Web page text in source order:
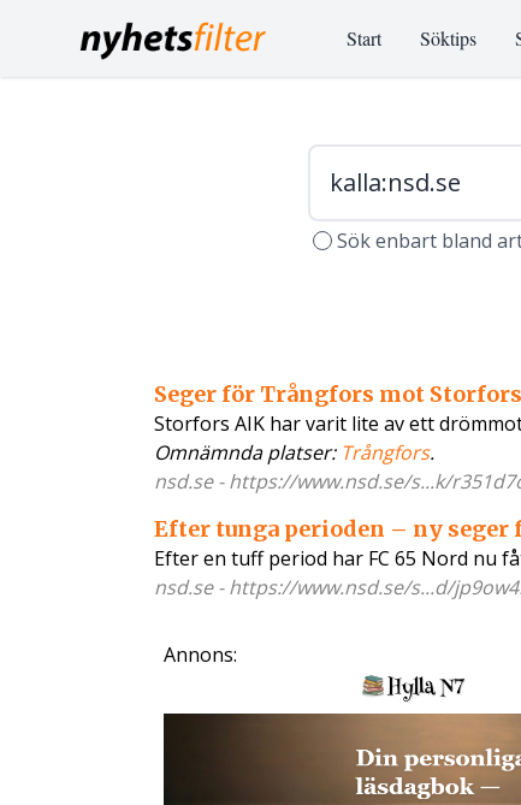
Start Söktips
Sök enbart bland
Seger för Trångfors mot
Storfors AIK har varit lite av ett
Omnämnda platser: Trångfors.
nsd.se - https://www.nsd.se/s...k/
Efter tunga perioden – ny seger
Efter en tuff period har FC 65 Nord nu
nsd.se - https://www.nsd.se/s...d/
Annons: